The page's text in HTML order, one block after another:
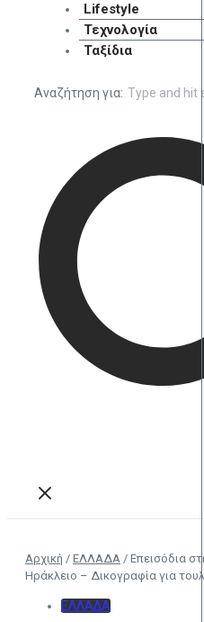
Lifestyle
Τεχνολογία
Ταξίδια
Αναζήτηση για:
Αρχική / ΕΛΛΑΔΑ / Επεισόδια
Ηράκλειο – Δικογραφία για
ΕΛΛΑΔΑ